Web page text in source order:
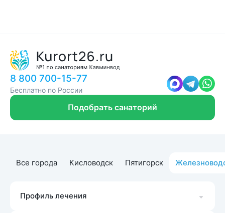
8 800 700-15-77
Бесплатно по России
Подобрать санаторий
Все города Кисловодск Пятигорск
Профиль лечения